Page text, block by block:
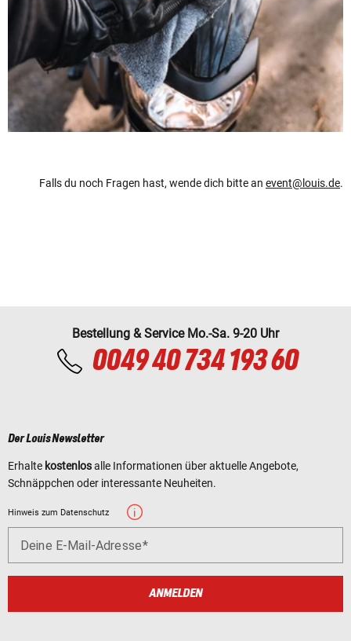
Falls du noch Fragen hast, wende dich bitte an event@louis.de.
Bestellung & Service Mo.-Sa. 9-20 Uhr
0049 40 734 193 60
Der Louis Newsletter
Erhalte kostenlosalle Informationen über aktuelle Angebote,
Schnäppchen oder interessante Neuheiten.
Hinweis zum Datenschutz
Deine E-Mail-Adresse
ANMELDEN